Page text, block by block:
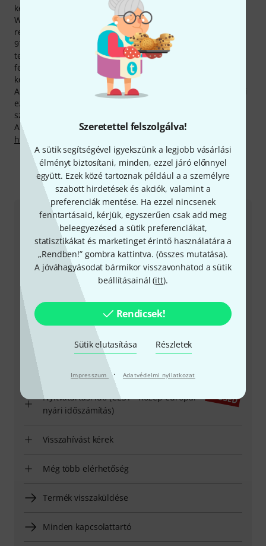
Szeretettel felszolgálva!
A sütik segítségével igyekszünk a legjobb vásárlási
élményt biztosítani, minden, ezzel járó előnnyel
együtt. Ezek közé tartoznak például a a személyre
szabott hirdetések és akciók, valamint a
preferenciák mentése. Ha ezzel nincsenek
fenntartásaid, kérjük, egyszerűen csak add meg
beleegyezésed a sütik preferenciákat,
statisztikákat és marketinget érintő használatára a
„Rendben!” gombra kattintva. (összes mutatása).
A jóváhagyásodat bármikor visszavonhatod a sütik
beállításainál (itt).
Rendicsek!
Sütik elutasítása Részletek
Impresszum · Adatvédelmi nyilatkozat
kelt el.
Wolf márkánk termékei átlagon felüli mértékben állnak
rendelkezésre raktárunkban. Az elmúlt évben a termékek
97% -ából volt készletünk, ezzel pedig a példás
teljesítményt nyújtó Wolf a Thomann-katalógus gyártóinak
felső 10 százalékába tartozik. A márka összesen 23
képviselőjéből jelenleg 22 található meg raktárunkban.
A gyártó minden Wolf-termékre 2 év garanciát szavatol. Mi
ezt a garanciát kibővítve biztosítunk minden vásárlónk
számára 3 évre kiterjedő garanciát.
A gyártóval kapcsolatban itt találsz bővebb tájékoztatást:
http://www.wolfproducts.com
Így érhetsz el minket
Ügyfélszolgálat - Magyarország
+49-9546-9223-531
Ügyfélszolgálatunk minden kérdés és észrevétel esetén
örömmel áll rendelkezésedre
Készítsd elő ügyfélszámodat
Nyitvatartási idő (CEST - Közép-európai
nyári időszámítás)
Visszahívást kérek
Még több elérhetőség
Termék visszaküldése
Minden kapcsolattartó